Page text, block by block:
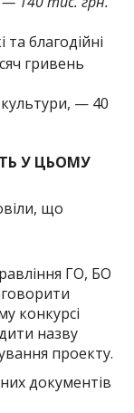
благодійні
гривень
культури, — 40
У ЦЬОМУ
що
ГО, БО
конкурсі
назву
проекту.
документів